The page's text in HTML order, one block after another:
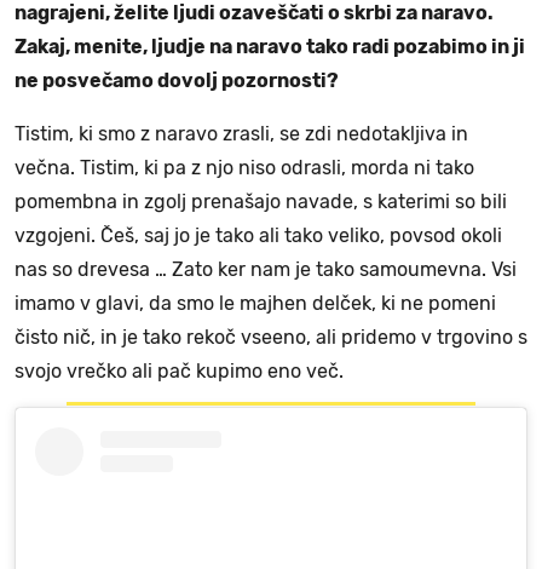
nagrajeni, želite ljudi ozaveščati o skrbi za naravo.
Zakaj, menite, ljudje na naravo tako radi pozabimo in ji
ne posvečamo dovolj pozornosti?
Tistim, ki smo z naravo zrasli, se zdi nedotakljiva in
večna. Tistim, ki pa z njo niso odrasli, morda ni tako
pomembna in zgolj prenašajo navade, s katerimi so bili
vzgojeni. Češ, saj jo je tako ali tako veliko, povsod okoli
nas so drevesa … Zato ker nam je tako samoumevna. Vsi
imamo v glavi, da smo le majhen delček, ki ne pomeni
čisto nič, in je tako rekoč vseeno, ali pridemo v trgovino s
svojo vrečko ali pač kupimo eno več.